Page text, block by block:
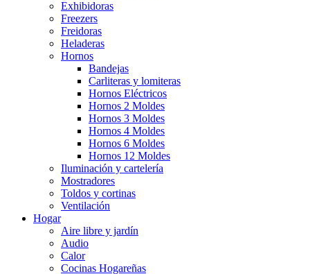
Exhibidoras
Freezers
Freidoras
Heladeras
Hornos
Bandejas
Carliteras y lomiteras
Hornos Eléctricos
Hornos 2 Moldes
Hornos 3 Moldes
Hornos 4 Moldes
Hornos 6 Moldes
Hornos 12 Moldes
Iluminación y cartelería
Mostradores
Toldos y cortinas
Ventilación
Hogar
Aire libre y jardín
Audio
Calor
Cocinas Hogareñas